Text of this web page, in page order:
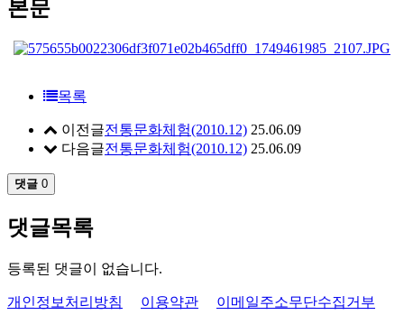
본문
목록
이전글전통문화체험(2010.12) 25.06.09
다음글전통문화체험(2010.12) 25.06.09
댓글 0
댓글목록
등록된 댓글이 없습니다.
개인정보처리방침 이용약관
이메일주소무단수집거부